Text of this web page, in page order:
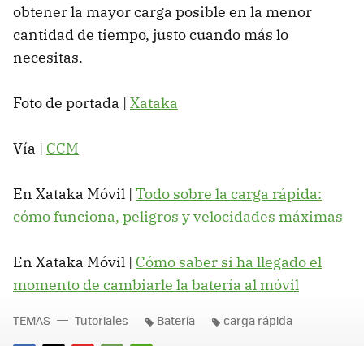
obtener la mayor carga posible en la menor
cantidad de tiempo, justo cuando más lo
necesitas.
Foto de portada | Xataka
Vía | CCM
En Xataka Móvil | Todo sobre la carga rápida:
cómo funciona, peligros y velocidades máximas
En Xataka Móvil | Cómo saber si ha llegado el
momento de cambiarle la batería al móvil
TEMAS Tutoriales Batería carga rápida